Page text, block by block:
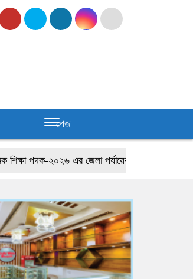
পেজ
পদক-২০২৬ এর জেলা পর্যায়ের প্রতিযোগিতা